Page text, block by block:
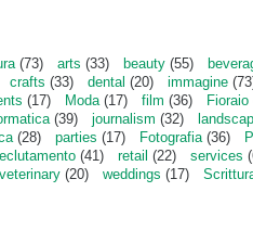
(73) arts (33) beauty (55)
crafts (33) dental (20) immagine
(17) Moda(17) film (36) Fioraio
(39) journalism (32)
(28) parties (17) Fotografia(36)
(41) retail (22) services
veterinary (20) weddings (17)